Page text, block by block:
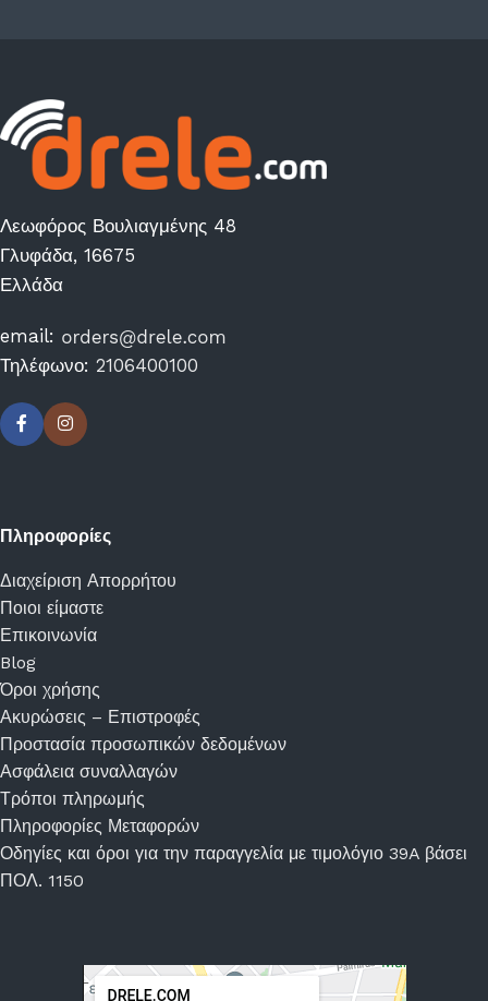
Λεωφόρος Βουλιαγμένης 48
Γλυφάδα, 16675
Ελλάδα
email:
Τηλέφωνο: 2106400100
Πληροφορίες
Διαχείριση Απορρήτου
Ποιοι είμαστε
Επικοινωνία
Blog
Όροι χρήσης
Ακυρώσεις – Επιστροφές
Προστασία προσωπικών δεδομένων
Ασφάλεια συναλλαγών
Τρόποι πληρωμής
Πληροφορίες Μεταφορών
Οδηγίες και όροι για την παραγγελία με τιμολόγιο 39A βάσει
ΠΟΛ. 1150